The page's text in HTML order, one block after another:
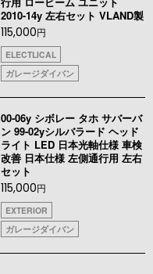
2010-14y 左右セット VLAND製
115,000円
ELECTLICAL
ガレージダイバン
00-06y シボレー タホ サバーバ
ン 99-02yシルバラード ヘッド
ライト LED 日本光軸仕様 車検
改善 日本仕様 左側通行用 左右
セット
115,000円
EXTERIOR
ガレージダイバン